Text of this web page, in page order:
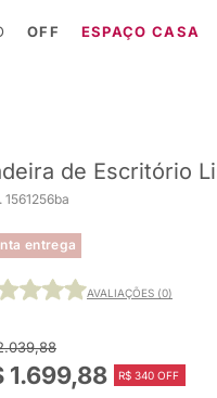
OFF ESPAÇO CASA
de Escritório
1561256ba
entrega
AVALIAÇÕES (0)
1.699,88 R$ 340 OFF